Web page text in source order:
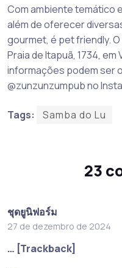
Com ambiente temático
além de oferecer
gourmet, é pet friendly.
Praia de Itapuã, 1734,
informações podem ser
@zunzunzumpub no
Tags: Samba do Lu
23
ชุดยูนิฟอร์ม
27 de dezembro de 2024
… [Trackback]